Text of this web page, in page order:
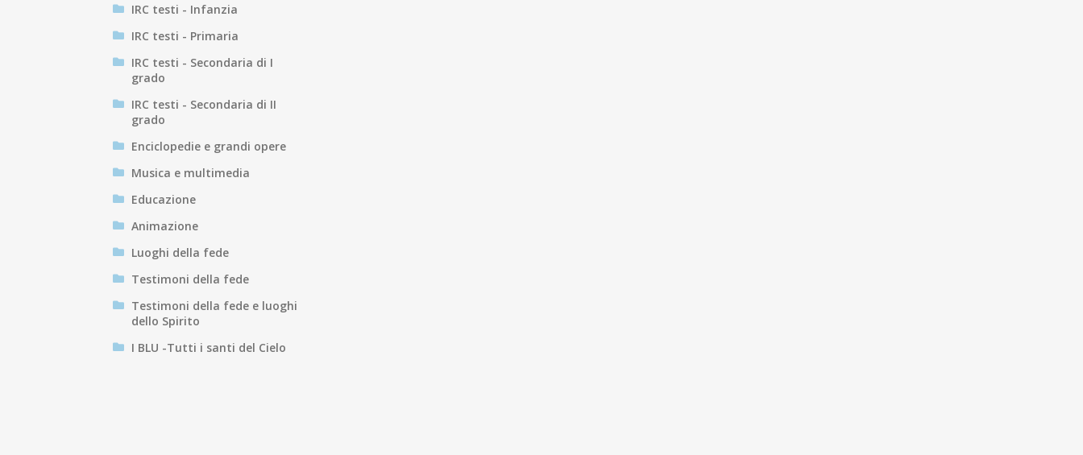
IRC testi - Infanzia
IRC testi - Primaria
IRC testi - Secondaria di I
grado
IRC testi - Secondaria di II
grado
Enciclopedie e grandi opere
Musica e multimedia
Educazione
Animazione
Luoghi della fede
Testimoni della fede
Testimoni della fede e luoghi
dello Spirito
I BLU -Tutti i santi del Cielo